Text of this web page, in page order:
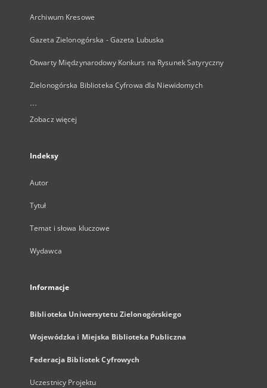
Archiwum Kresowe
Gazeta Zielonogórska - Gazeta Lubuska
Otwarty Międzynarodowy Konkurs na Rysunek Satyryczny
Zielonogórska Biblioteka Cyfrowa dla Niewidomych
...
Zobacz więcej
Indeksy
Autor
Tytuł
Temat i słowa kluczowe
Wydawca
Informacje
Biblioteka Uniwersytetu Zielonogórskiego
Wojewódzka i Miejska Biblioteka Publiczna
Federacja Bibliotek Cyfrowych
Uczestnicy Projektu